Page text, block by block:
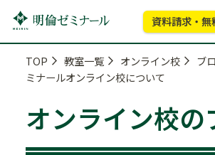
資料請求・無
TOP 教室一覧 オンライン校 ブ
ミナールオンライン校について
オンライン校の